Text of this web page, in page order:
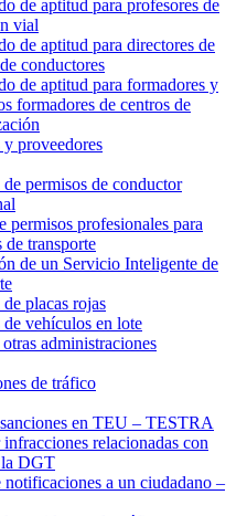
de aptitud para profesores de
vial
de aptitud para directores de
conductores
de aptitud para formadores y
formadores de centros de
y proveedores
permisos de conductor
permisos profesionales para
de transporte
de un Servicio Inteligente de
placas rojas
vehículos en lote
administraciones
de tráfico
en TEU – TESTRA
relacionadas con
la DGT
a un ciudadano –